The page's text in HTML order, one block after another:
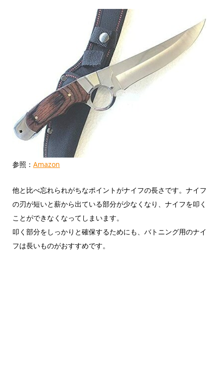
参照： Amazon
他と比べ忘れられがちなポイントがナイフの長さです。ナイフ
の刃が短いと薪から出ている部分が少なくなり、ナイフを叩く
ことができなくなってしまいます。
叩く部分をしっかりと確保するためにも、バトニング用のナイ
フは長いものがおすすめです。